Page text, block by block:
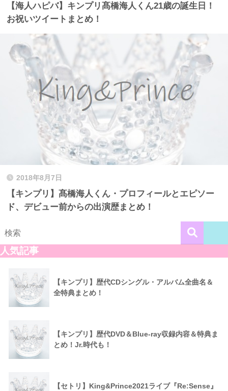
【海人ハピバ】キンプリ髙橋海人くん21歳の誕生日！
お祝いツイートまとめ！
2018年8月7日
【キンプリ】髙橋海人くん・プロフィールとエピソー
ド、デビュー前からの出演歴まとめ！
人気記事
【キンプリ】歴代CDシングル・アルバム全曲名＆
全特典まとめ！
【キンプリ】歴代DVD＆Blue-ray収録内容＆特典ま
とめ！Jr.時代も！
【セトリ】King&Prince2021ライブ『Re:Sense』